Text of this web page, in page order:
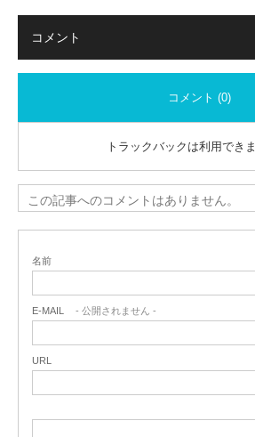
コメント
コメント (0)
トラックバックは利用できま
この記事へのコメントはありません。
名前
E-MAIL - 公開されません -
URL